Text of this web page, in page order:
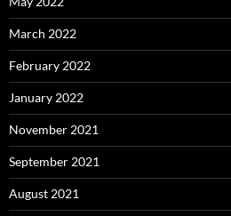
March 2022
February 2022
January 2022
November 2021
September 2021
August 2021